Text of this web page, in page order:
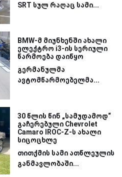
SRT სულ რაღაც სამი...
BMW-მ მიუნხენში ახალი
ელექტრო i3-ის სერიული
წარმოება დაიწყო
გერმანულმა
ავტომწარმოებელმა...
30 წლის წინ „სამუდამოდ“
გაჩერებული Chevrolet
Camaro IROC-Z-ს ახალი
სიცოცხლე
თითქმის სამი ათწლეულის
განმავლობაში...